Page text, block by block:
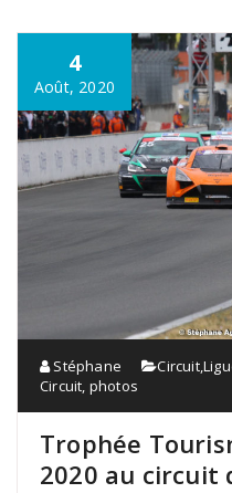
4
Août, 2020
Stéphane Circuit,
Circuit, photos
Trophée
2020 au circuit